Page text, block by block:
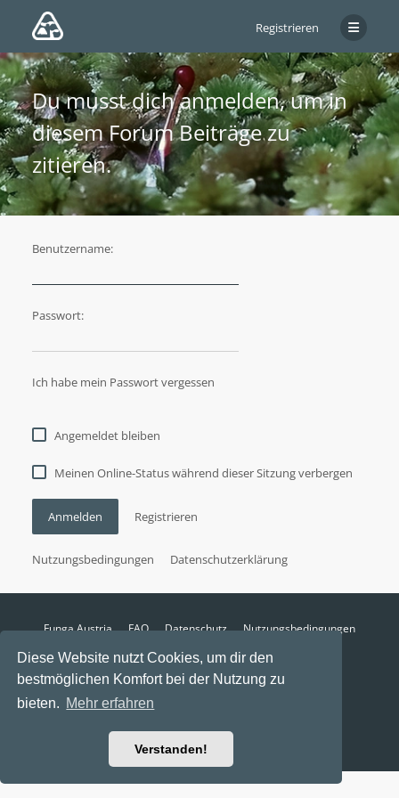
Diese Website nutzt Cookies, um dir den
bestmöglichen Komfort bei der Nutzung zu
bieten. Mehr erfahren
Verstanden!
Registrieren
Du musst dich anmelden, um in
diesem Forum Beiträge zu
zitieren.
Benutzername:
Passwort:
Ich habe mein Passwort vergessen
Angemeldet bleiben
Meinen Online-Status während dieser Sitzung verbergen
Anmelden Registrieren
Nutzungsbedingungen Datenschutzerklärung
Funga Austria FAQ Datenschutz
Nutzungsbedingungen
Alle Zeiten sindUTC+02:00
Aktuelle Zeit: 10. August 2026, 21:33
Powered byphpBB
Ravaio Theme byGramziu